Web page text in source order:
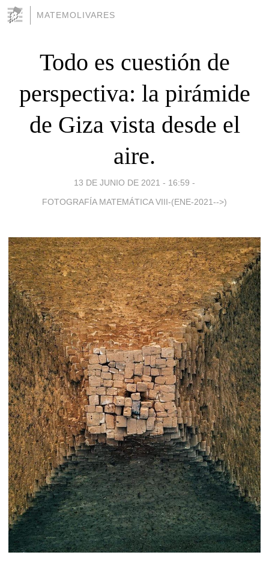
MATEMOLIVARES
Todo es cuestión de
perspectiva: la pirámide
de Giza vista desde el
aire.
13 DE JUNIO DE 2021 - 16:59 -
FOTOGRAFÍA MATEMÁTICA VIII-(ENE-2021-->)